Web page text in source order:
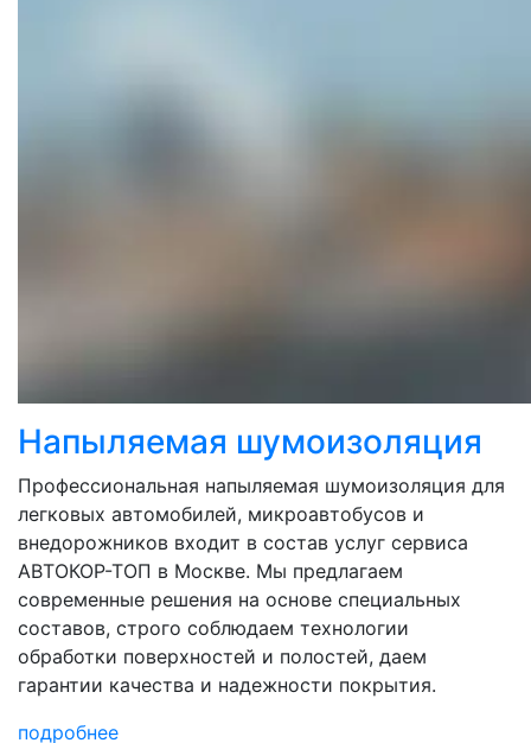
Напыляемая шумоизоляция
Профессиональная напыляемая шумоизоляция для
легковых автомобилей, микроавтобусов и
внедорожников входит в состав услуг сервиса
АВТОКОР-ТОП в Москве. Мы предлагаем
современные решения на основе специальных
составов, строго соблюдаем технологии
обработки поверхностей и полостей, даем
гарантии качества и надежности покрытия.
подробнее